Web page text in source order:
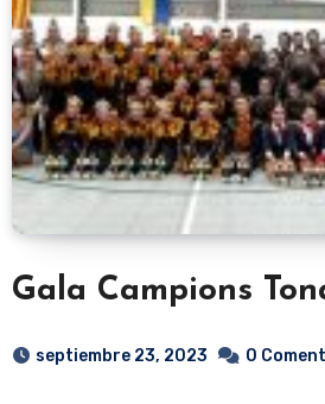
Gala Campions
septiembre 23, 2023 0